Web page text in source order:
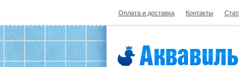
Оплата и доставка Контакты